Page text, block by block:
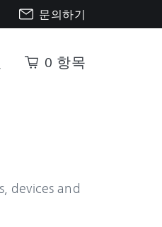
문의하기
0 항목
devices and